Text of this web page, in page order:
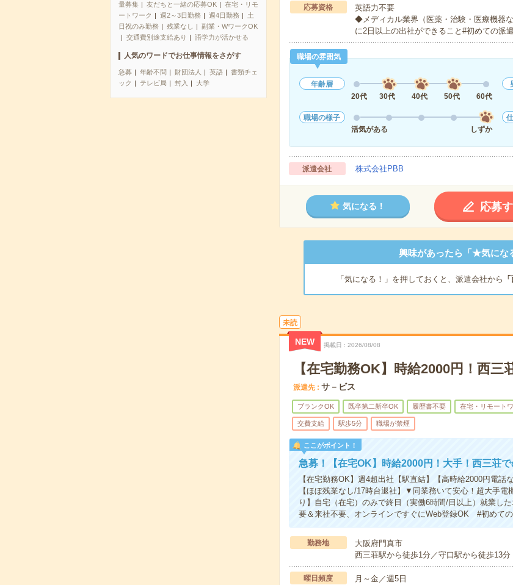
量募集
友だちと一緒の応募OK
在宅・リモ
ートワーク
週2～3日勤務 週4日勤務
土
日祝のみ勤務
残業なし
副業・WワークOK
交通費別途支給あり
語学力が活かせる
人気のワードでお仕事情報をさがす
急募 年齢不問 財団法人 英語
書類チェ
ック
テレビ局 封入 大学
応募資格
英語力不要
◆メディカル業界（医薬・治験・医療機器
に2日以上の出社ができること#初めての派
職場の雰囲気
年齢層
20代
30代 40代 50代 60代
職場の様子
活気がある
しずか
派遣会社 株式会社PBB
気になる！ 応募
興味があったら「★気にな
「気になる！」を押しておくと、派遣会社から
未読
NEW 掲載日 2026/08/08
【在宅勤務OK】時給2000円！西三
派遣先 サ－ビス
ブランクOK 既卒第二新卒OK 履歴書不要 在宅・リモート
交費支給 駅歩5分 職場が禁煙
ここがポイント！
急募！【在宅OK】時給2000円！大手！西三荘
【在宅勤務OK】週4超出社【駅直結】【高時給2000円電
【ほぼ残業なし/17時台退社】▼同業務いて安心！超大手
り】自宅（在宅）のみで終日（実働6時間/日以上）就業し
要＆来社不要、オンラインですぐにWeb登録OK #初め
勤務地
大阪府門真市
西三荘駅から徒歩1分／守口駅から徒歩13分
曜日頻度 月～金／週5日